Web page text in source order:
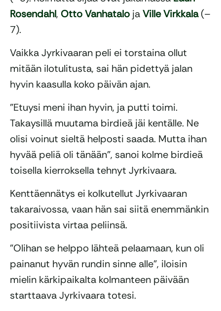
Rosendahl, Otto Vanhatalo jaVille Virkkala(–
7).
Vaikka Jyrkivaaran peli ei torstaina ollut
mitään ilotulitusta, sai hän pidettyä jalan
hyvin kaasulla koko päivän ajan.
”Etuysi meni ihan hyvin, ja putti toimi.
Takaysillä muutama birdieä jäi kentälle. Ne
olisi voinut sieltä helposti saada. Mutta ihan
hyvää peliä oli tänään”, sanoi kolme birdieä
toisella kierroksella tehnyt Jyrkivaara.
Kenttäennätys ei kolkutellut Jyrkivaaran
takaraivossa, vaan hän sai siitä enemmänkin
positiivista virtaa peliinsä.
”Olihan se helppo lähteä pelaamaan, kun oli
painanut hyvän rundin sinne alle”, iloisin
mielin kärkipaikalta kolmanteen päivään
starttaava Jyrkivaara totesi.